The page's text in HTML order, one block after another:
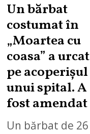
Un bărbat
costumat în
„Moartea cu
coasa” a urcat
pe acoperișul
unui spital. A
fost amendat
Un bărbat de 26